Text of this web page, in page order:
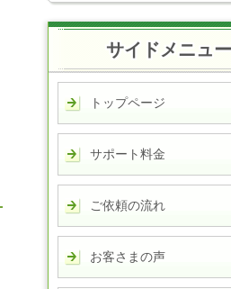
サイドメニュー
トップページ
サポート料金
ご依頼の流れ
お客さまの声